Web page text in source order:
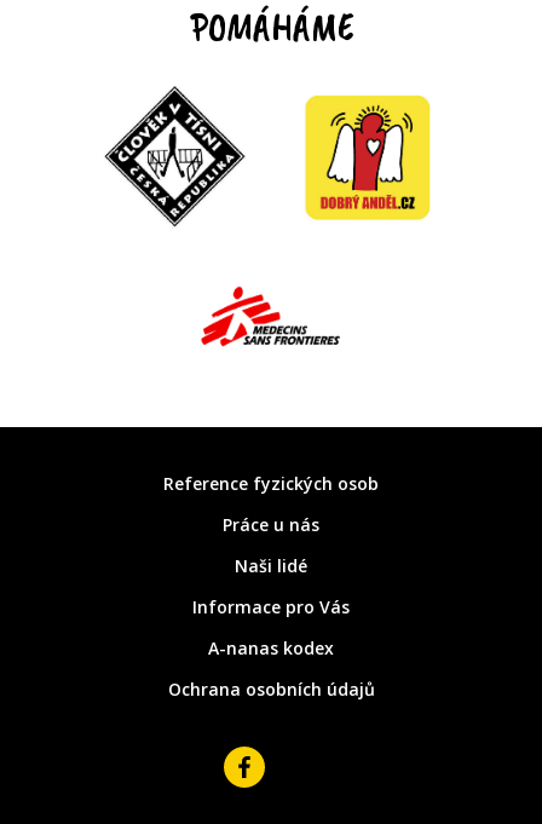
POMÁHÁME
Reference fyzických osob
Práce u nás
Naši lidé
Informace pro Vás
A-nanas kodex
Ochrana osobních údajů